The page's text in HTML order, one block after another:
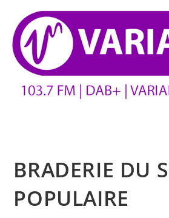
BRADERIE DU
POPULAIRE